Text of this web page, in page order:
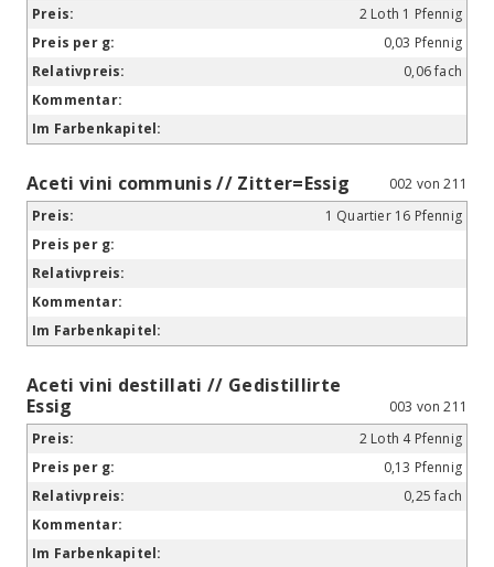
2 Loth 1 Pfennig
0,03 Pfennig
0,06 fach
Aceti vini communis // Zitter=Essig
002 von 211
1 Quartier 16 Pfennig
Aceti vini destillati // Gedistillirte
Essig
003 von 211
2 Loth 4 Pfennig
0,13 Pfennig
0,25 fach